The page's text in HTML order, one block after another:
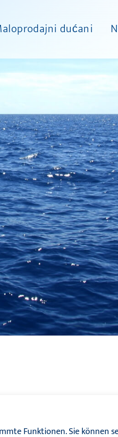
dućani
Funktionen. Sie können